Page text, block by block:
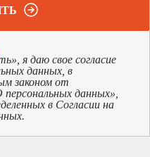
я даю свое согласие
данных, в
законом от
данных»,
в Согласии на